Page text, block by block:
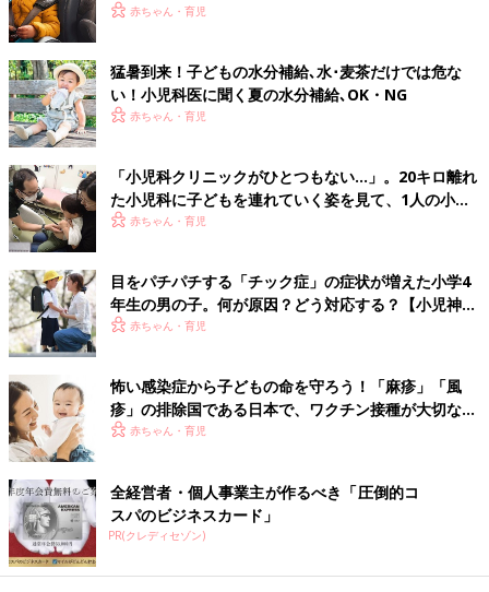
険【小児科医】
赤ちゃん・育児
猛暑到来！子どもの水分補給､水･麦茶だけでは危な
い！小児科医に聞く夏の水分補給､OK・NG
赤ちゃん・育児
「小児科クリニックがひとつもない…」。20キロ離れ
た小児科に子どもを連れていく姿を見て、1人の小児
科医の決意
赤ちゃん・育児
目をパチパチする「チック症」の症状が増えた小学4
年生の男の子。何が原因？どう対応する？【小児神経
科医が伝える〜見守るゆくり〜】
赤ちゃん・育児
怖い感染症から子どもの命を守ろう！「麻疹」「風
疹」の排除国である日本で、ワクチン接種が大切な理
由とは？【小児科医】
赤ちゃん・育児
全経営者・個人事業主が作るべき「圧倒的コ
スパのビジネスカード」
PR(クレディセゾン)